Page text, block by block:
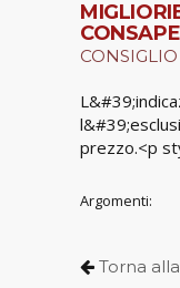
prezzo.<p
Argomenti:
Torna